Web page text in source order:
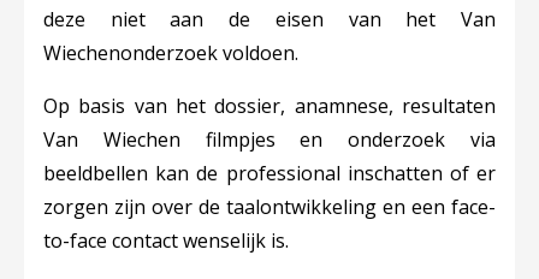
deze niet aan de eisen van het Van
Wiechenonderzoek voldoen.
Op basis van het dossier, anamnese, resultaten
Van Wiechen filmpjes en onderzoek via
beeldbellen kan de professional inschatten of er
zorgen zijn over de taalontwikkeling en een face-
to-face contact wenselijk is.